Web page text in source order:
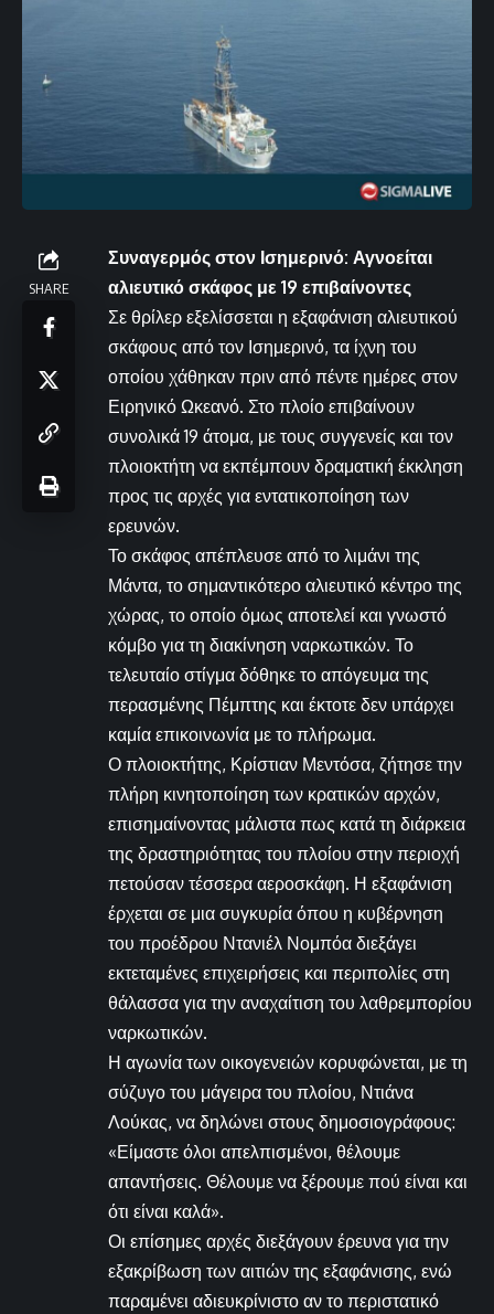
SHARE
Συναγερμός στον Ισημερινό: Αγνοείται
αλιευτικό σκάφος με 19 επιβαίνοντες
Σε θρίλερ εξελίσσεται η εξαφάνιση αλιευτικού
σκάφους από τον Ισημερινό, τα ίχνη του
οποίου χάθηκαν πριν από πέντε ημέρες στον
Ειρηνικό Ωκεανό. Στο πλοίο επιβαίνουν
συνολικά 19 άτομα, με τους συγγενείς και τον
πλοιοκτήτη να εκπέμπουν δραματική έκκληση
προς τις αρχές για εντατικοποίηση των
ερευνών.
Το σκάφος απέπλευσε από το λιμάνι της
Μάντα, το σημαντικότερο αλιευτικό κέντρο της
χώρας, το οποίο όμως αποτελεί και γνωστό
κόμβο για τη διακίνηση ναρκωτικών. Το
τελευταίο στίγμα δόθηκε το απόγευμα της
περασμένης Πέμπτης και έκτοτε δεν υπάρχει
καμία επικοινωνία με το πλήρωμα.
Ο πλοιοκτήτης, Κρίστιαν Μεντόσα, ζήτησε την
πλήρη κινητοποίηση των κρατικών αρχών,
επισημαίνοντας μάλιστα πως κατά τη διάρκεια
της δραστηριότητας του πλοίου στην περιοχή
πετούσαν τέσσερα αεροσκάφη. Η εξαφάνιση
έρχεται σε μια συγκυρία όπου η κυβέρνηση
του προέδρου Ντανιέλ Νομπόα διεξάγει
εκτεταμένες επιχειρήσεις και περιπολίες στη
θάλασσα για την αναχαίτιση του λαθρεμπορίου
ναρκωτικών.
Η αγωνία των οικογενειών κορυφώνεται, με τη
σύζυγο του μάγειρα του πλοίου, Ντιάνα
Λούκας, να δηλώνει στους δημοσιογράφους:
«Είμαστε όλοι απελπισμένοι, θέλουμε
απαντήσεις. Θέλουμε να ξέρουμε πού είναι και
ότι είναι καλά».
Οι επίσημες αρχές διεξάγουν έρευνα για την
εξακρίβωση των αιτιών της εξαφάνισης, ενώ
παραμένει αδιευκρίνιστο αν το περιστατικό